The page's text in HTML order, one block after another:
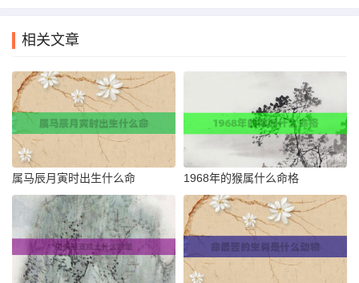
相关文章
属马辰月寅时出生什么命 1968年的猴属什么命格